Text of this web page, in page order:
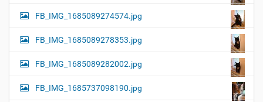
FB_IMG_1685089274574.jpg
FB_IMG_1685089278353.jpg
FB_IMG_1685089282002.jpg
FB_IMG_1685737098190.jpg